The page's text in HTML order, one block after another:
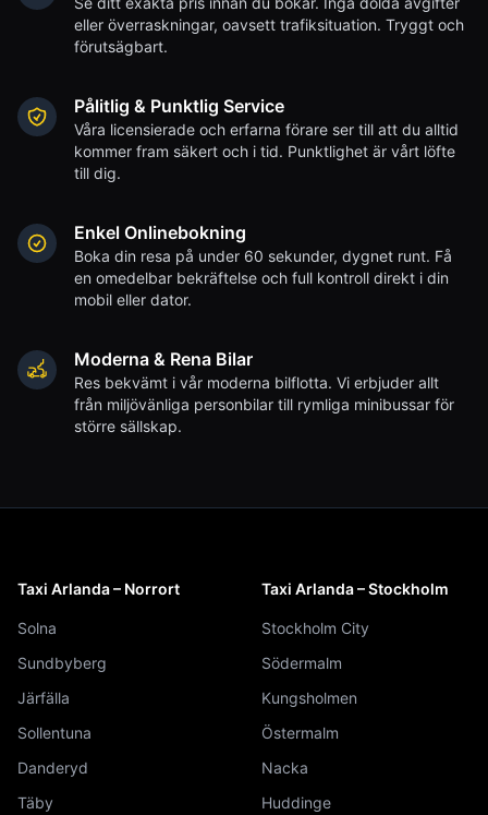
eller överraskningar, oavsett trafiksituation. Tryggt och
förutsägbart.
Pålitlig & Punktlig Service
Våra licensierade och erfarna förare ser till att du alltid
kommer fram säkert och i tid. Punktlighet är vårt löfte
till dig.
Enkel Onlinebokning
Boka din resa på under 60 sekunder, dygnet runt. Få
en omedelbar bekräftelse och full kontroll direkt i din
mobil eller dator.
Moderna & Rena Bilar
Res bekvämt i vår moderna bilflotta. Vi erbjuder allt
från miljövänliga personbilar till rymliga minibussar för
större sällskap.
Taxi Arlanda – Norrort
Solna
Sundbyberg
Järfälla
Sollentuna
Danderyd
Täby
Taxi Arlanda – Stockholm
Stockholm City
Södermalm
Kungsholmen
Östermalm
Nacka
Huddinge